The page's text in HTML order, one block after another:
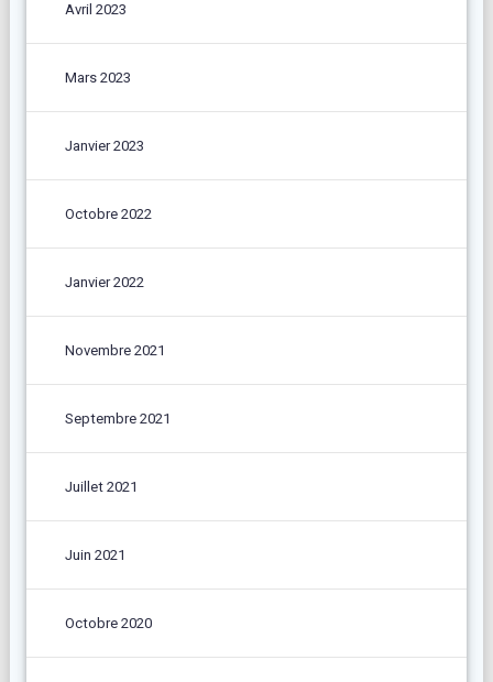
Avril 2023
Mars 2023
Janvier 2023
Octobre 2022
Janvier 2022
Novembre 2021
Septembre 2021
Juillet 2021
Juin 2021
Octobre 2020